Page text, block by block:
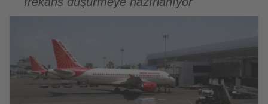
olup
bitenleri
takip
ediyor!